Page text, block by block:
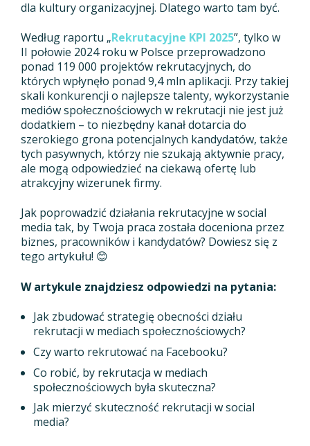
dla kultury organizacyjnej. Dlatego warto tam być.
Według raportu „Rekrutacyjne KPI 2025”, tylko w
II połowie 2024 roku w Polsce przeprowadzono
ponad 119 000 projektów rekrutacyjnych, do
których wpłynęło ponad 9,4 mln aplikacji. Przy takiej
skali konkurencji o najlepsze talenty, wykorzystanie
mediów społecznościowych w rekrutacji nie jest już
dodatkiem – to niezbędny kanał dotarcia do
szerokiego grona potencjalnych kandydatów, także
tych pasywnych, którzy nie szukają aktywnie pracy,
ale mogą odpowiedzieć na ciekawą ofertę lub
atrakcyjny wizerunek firmy.
Jak poprowadzić działania rekrutacyjne w social
media tak, by Twoja praca została doceniona przez
biznes, pracowników i kandydatów? Dowiesz się z
tego artykułu! 😊
W artykule znajdziesz odpowiedzi na pytania:
Jak zbudować strategię obecności działu
rekrutacji w mediach społecznościowych?
Czy warto rekrutować na Facebooku?
Co robić, by rekrutacja w mediach
społecznościowych była skuteczna?
Jak mierzyć skuteczność rekrutacji w social
media?